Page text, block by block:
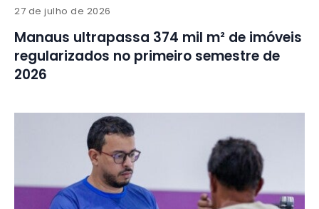
27 de julho de 2026
Manaus ultrapassa 374 mil m² de imóveis
regularizados no primeiro semestre de
2026